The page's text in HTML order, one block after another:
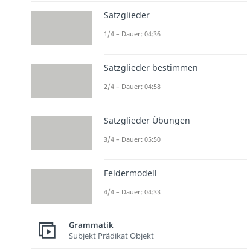
Satzglieder
1/4 – Dauer: 04:36
Satzglieder bestimmen
2/4 – Dauer: 04:58
Satzglieder Übungen
3/4 – Dauer: 05:50
Feldermodell
4/4 – Dauer: 04:33
Grammatik
Subjekt Prädikat Objekt